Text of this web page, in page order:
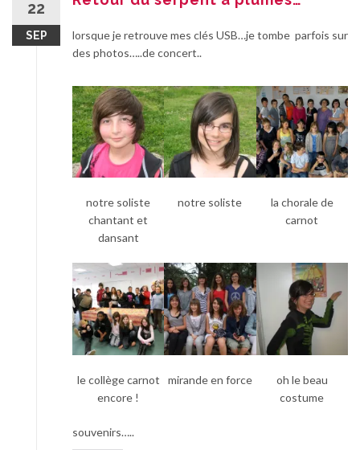
22
SEP
lorsque je retrouve mes clés USB…je tombe parfois sur
des photos…..de concert..
notre soliste
chantant et
dansant
notre soliste
la chorale de
carnot
le collège carnot
encore !
mirande en force
oh le beau
costume
souvenirs…..